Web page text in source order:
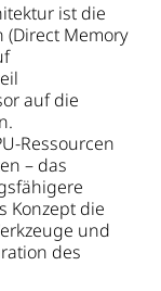
ist die
(Direct Memory
auf die
Ressourcen
– das
Konzept die
und
des